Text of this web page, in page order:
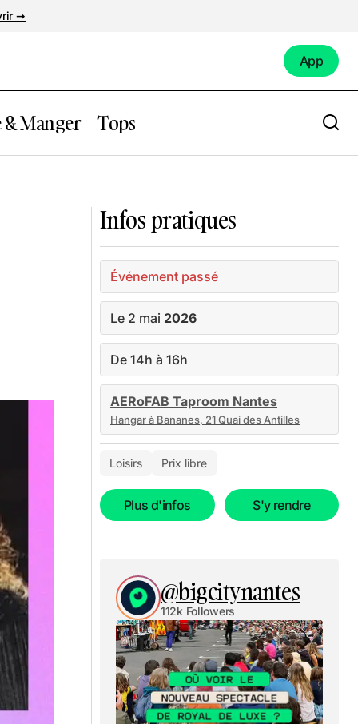
➞
App
Manger Tops
Infos pratiques
Événement passé
Le 2 mai 2026
De 14h à 16h
AERoFAB Taproom Nantes
Hangar à Bananes, 21 Quai des Antilles
Loisirs Prix libre
Plus d'infos S'y rendre
@bigcitynantes
112k Followers